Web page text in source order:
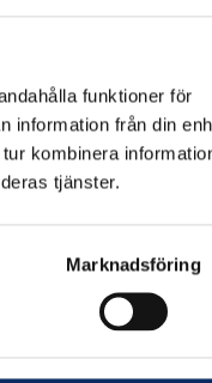
funktioner för
information från din
kombinera
tjänster.
Marknadsföring